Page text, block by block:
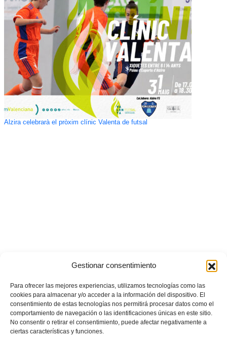
Gestionar consentimiento
Para ofrecer las mejores experiencias, utilizamos tecnologías como las
cookies para almacenar y/o acceder a la información del dispositivo. El
consentimiento de estas tecnologías nos permitirá procesar datos como el
comportamiento de navegación o las identificaciones únicas en este sitio.
No consentir o retirar el consentimiento, puede afectar negativamente a
ciertas características y funciones.
Alzira celebrarà el pròxim clínic Valenta de futsal